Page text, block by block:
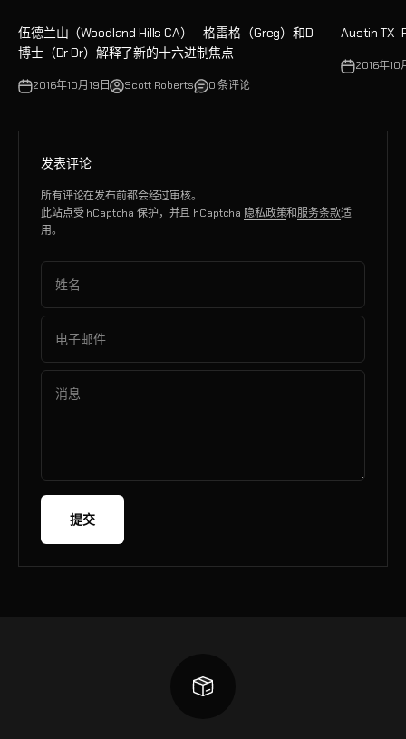
伍德兰山（Woodland Hills CA） - 格雷格（Greg）和D
博士（Dr Dr）解释了新的十六进制焦点
2016年10月19日 Scott Roberts 0 条评论
Austin TX
2016年10
发表评论
所有评论在发布前都会经过审核。
此站点受 hCaptcha 保护，并且 hCaptcha 隐私政策和服务条款适
用。
姓名
电子邮件
消息
提交